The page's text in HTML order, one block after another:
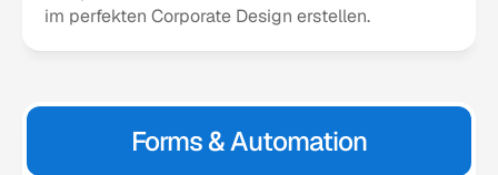
im perfekten Corporate Design erstellen.
Forms & Automation